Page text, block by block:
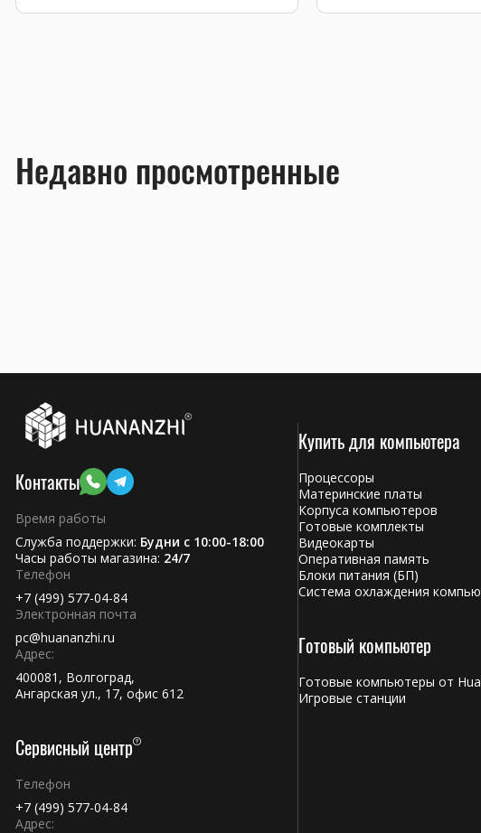
Недавно просмотренные
Контакты
Время работы
Служба поддержки: Будни с 10:00-18:00
Часы работы магазина: 24/7
Телефон
+7 (499) 577-04-84
Электронная почта
pc@huananzhi.ru
Адрес:
400081, Волгоград,
Ангарская ул., 17, офис 612
Сервисный центр
Телефон
+7 (499) 577-04-84
Адрес:
Купить для компьютера
Процессоры
Материнские платы
Корпуса компьютеров
Готовые комплекты
Видеокарты
Оперативная память
Блоки питания (БП)
Система охлаждения
Готовый компьютер
Готовые компьютеры от
Игровые станции
Серверное, сетевое и компьютерное
что нужно, посчитаем и назовём срок.
оплаты